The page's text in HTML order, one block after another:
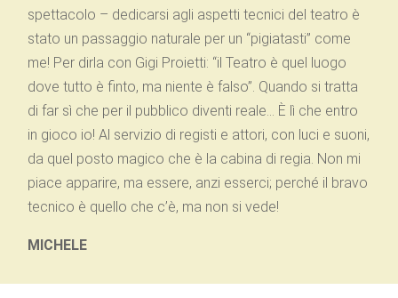
spettacolo – dedicarsi agli aspetti tecnici del teatro è
stato un passaggio naturale per un “pigiatasti” come
me! Per dirla con Gigi Proietti: “il Teatro è quel luogo
dove tutto è finto, ma niente è falso”. Quando si tratta
di far sì che per il pubblico diventi reale… È lì che entro
in gioco io! Al servizio di registi e attori, con luci e suoni,
da quel posto magico che è la cabina di regia. Non mi
piace apparire, ma essere, anzi esserci; perché il bravo
tecnico è quello che c’è, ma non si vede!
MICHELE